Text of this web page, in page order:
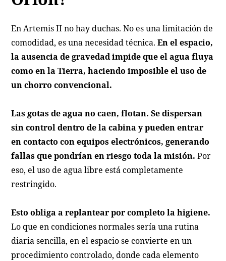
En Artemis II no hay duchas. No es una limitación de
comodidad, es una necesidad técnica.En el espacio,
la ausencia de gravedad impide que el agua fluya
como en la Tierra, haciendo imposible el uso de
un chorro convencional.
Las gotas de agua no caen, flotan. Se dispersan
sin control dentro de la cabina y pueden entrar
en contacto con equipos electrónicos, generando
fallas que pondrían en riesgo toda la misión. Por
eso, el uso de agua libre está completamente
restringido.
Esto obliga a replantear por completo la higiene.
Lo que en condiciones normales sería una rutina
diaria sencilla, en el espacio se convierte en un
procedimiento controlado, donde cada elemento